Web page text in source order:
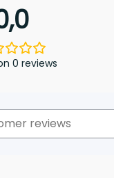
0 reviews